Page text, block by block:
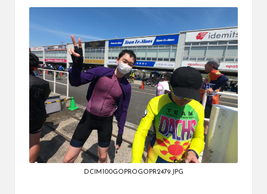
DCIM100GOPROGOPR2479.JPG